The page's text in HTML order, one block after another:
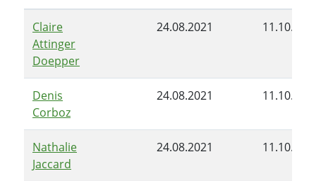
Claire
Attinger
Doepper
24.08.2021
Denis
Corboz
24.08.2021
Nathalie
Jaccard
24.08.2021